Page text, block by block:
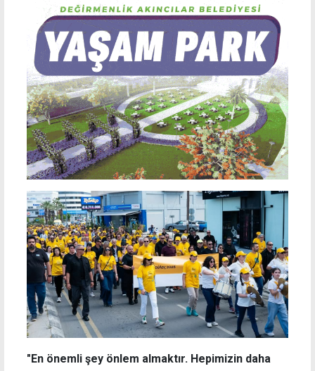
"En önemli şey önlem almaktır. Hepimizin daha